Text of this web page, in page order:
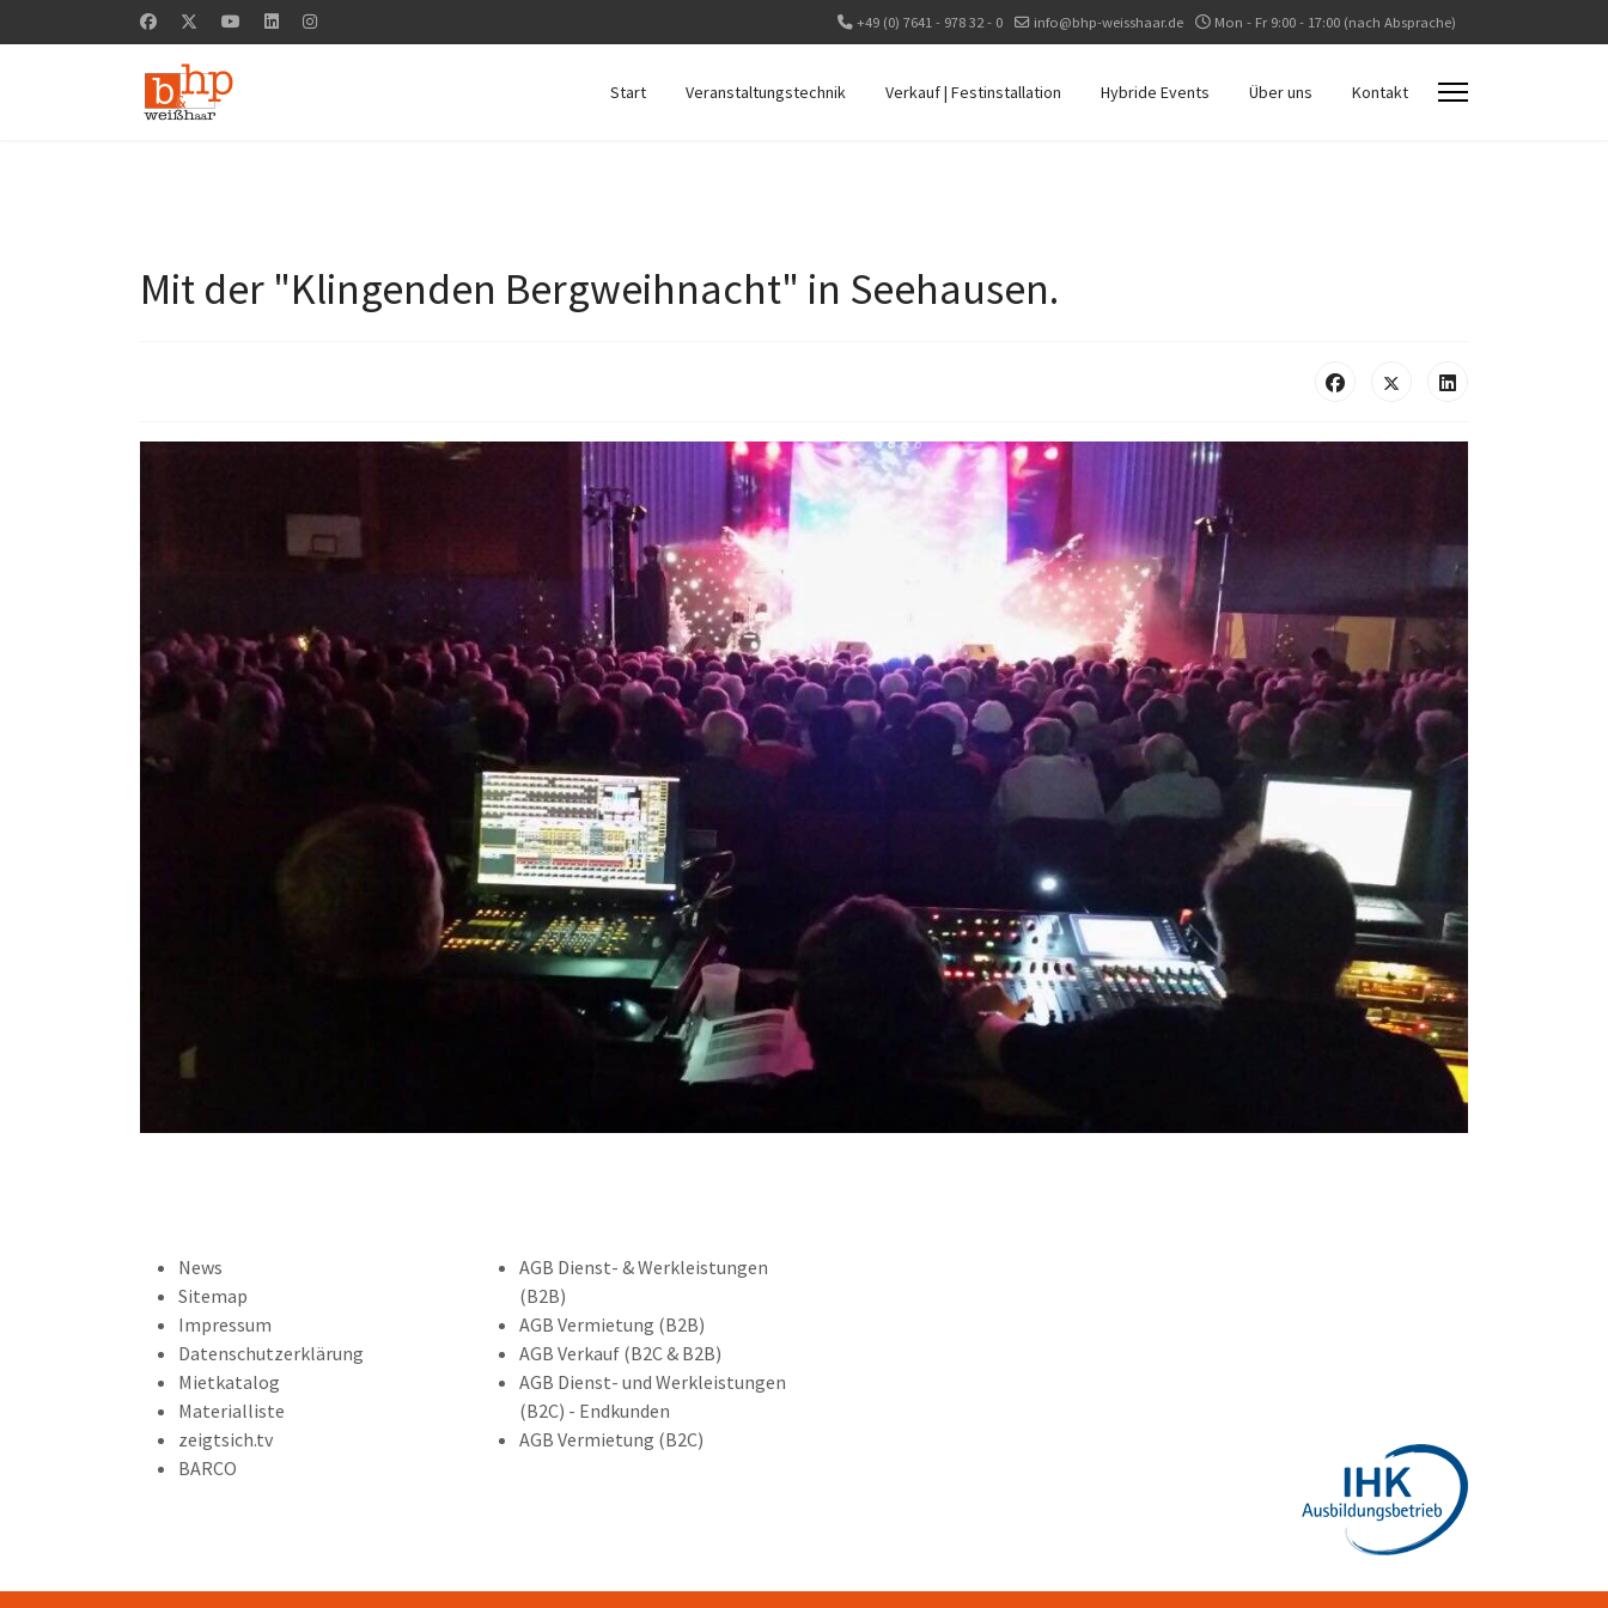
+49 (0) 7641 - 978 32 - 0 info@bhp-weisshaar.de Mon - Fr 9:00 - 17:00 (nach Absprache)
Start Veranstaltungstechnik Verkauf | Festinstallation Hybride Events Über uns Kontakt
Mit der "Klingenden Bergweihnacht" in Seehausen.
News
Sitemap
Impressum
Datenschutzerklärung
Mietkatalog
Materialliste
zeigtsich.tv
BARCO
AGB Dienst- & Werkleistungen
(B2B)
AGB Vermietung (B2B)
AGB Verkauf (B2C & B2B)
AGB Dienst- und Werkleistungen
(B2C) - Endkunden
AGB Vermietung (B2C)